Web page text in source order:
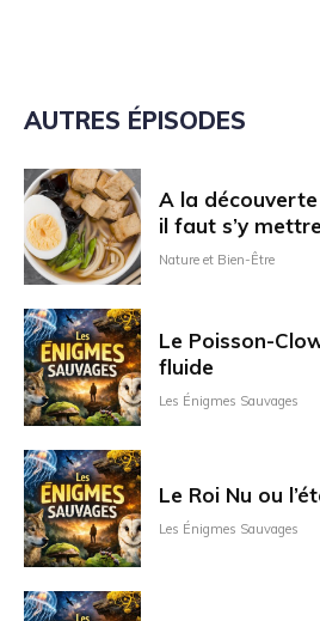
AUTRES ÉPISODES
A la
il faut s’y
Nature et Bien-Être
Le Poisson-
fluide
Les Énigmes Sauvages
Le Roi Nu ou
Les Énigmes Sauvages